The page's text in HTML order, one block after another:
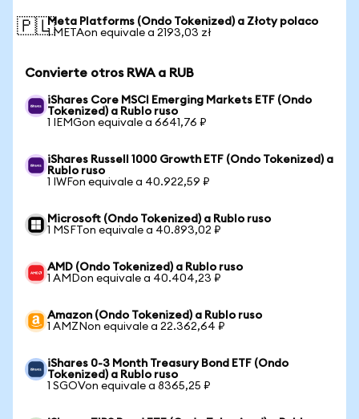
🇵🇱Meta Platforms (Ondo Tokenized) a Złoty polaco
1 METAon equivale a 2193,03 zł
Convierte otros RWA a RUB
iShares Core MSCI Emerging Markets ETF (Ondo
Tokenized) a Rublo ruso
1 IEMGon equivale a 6641,76 ₽
iShares Russell 1000 Growth ETF (Ondo Tokenized) a
Rublo ruso
1 IWFon equivale a 40.922,59 ₽
Microsoft (Ondo Tokenized) a Rublo ruso
1 MSFTon equivale a 40.893,02 ₽
AMD (Ondo Tokenized) a Rublo ruso
1 AMDon equivale a 40.404,23 ₽
Amazon (Ondo Tokenized) a Rublo ruso
1 AMZNon equivale a 22.362,64 ₽
iShares 0-3 Month Treasury Bond ETF (Ondo
Tokenized) a Rublo ruso
1 SGOVon equivale a 8365,25 ₽